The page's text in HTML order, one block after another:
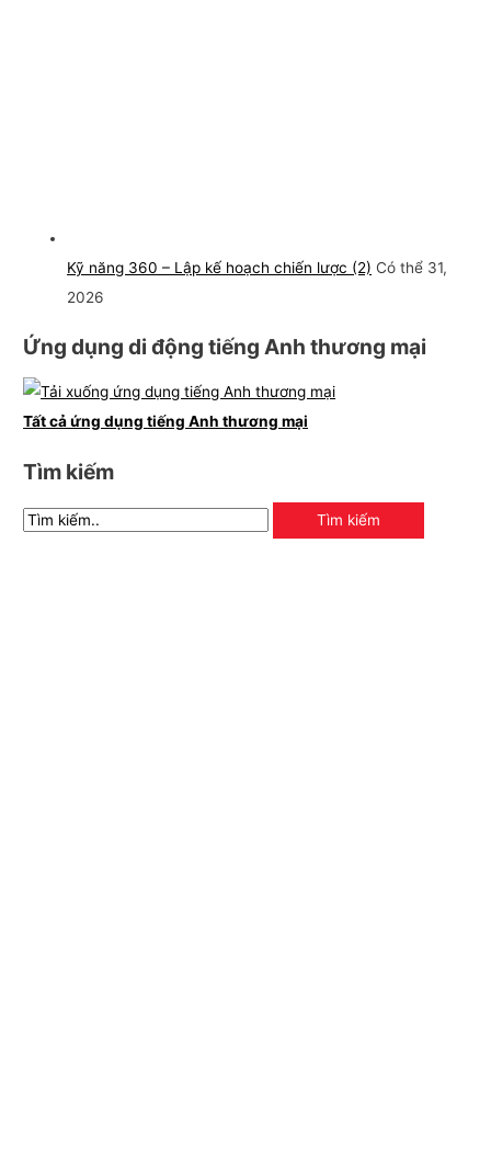
Kỹ năng 360 – Lập kế hoạch chiến lược (2) Có thể 31,
2026
Ứng dụng di động tiếng Anh thương mại
Tất cả ứng dụng tiếng Anh thương mại
Tìm kiếm